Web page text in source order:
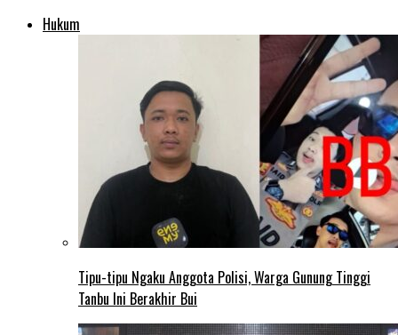
Hukum
Tipu-tipu Ngaku Anggota Polisi, Warga Gunung Tinggi
Tanbu Ini Berakhir Bui